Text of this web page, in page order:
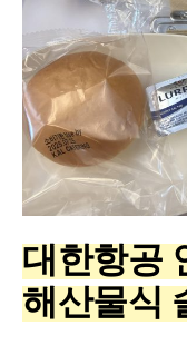
대한항공
해산물식